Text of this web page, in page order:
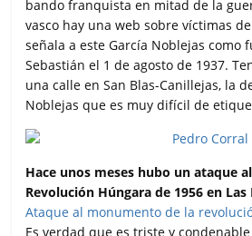
bando franquista en mitad de la
vasco hay una web sobre víctimas
señala a este García Noblejas como
Sebastián el 1 de agosto de 1937.
una calle en San Blas-Canillejas, la
Noblejas que es muy difícil de
Hace unos meses hubo un ataque
Revolución Húngara de 1956 en Las
Ataque al monumento de la
Es verdad que es triste y